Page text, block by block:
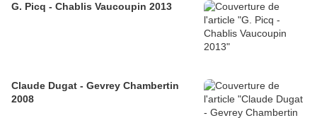
G. Picq - Chablis Vaucoupin 2013
Claude Dugat - Gevrey Chambertin
2008